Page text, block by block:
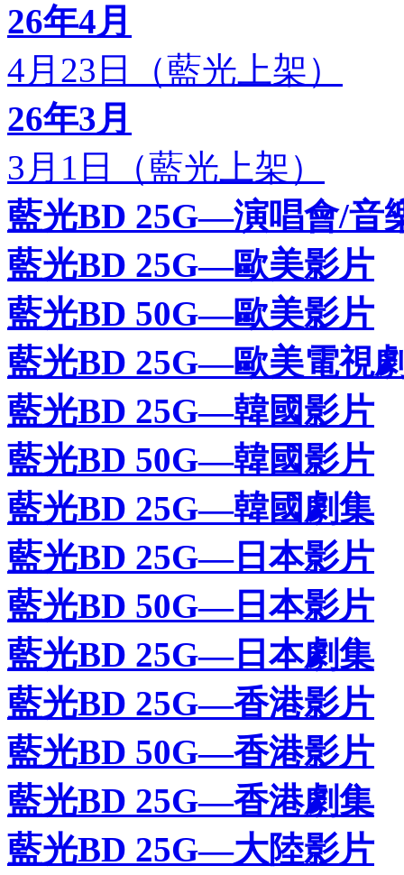
26年4月
4月23日（藍光上架）
26年3月
3月1日（藍光上架）
藍光BD 25G—演唱會/音
藍光BD 25G—歐美影片
藍光BD 50G—歐美影片
藍光BD 25G—歐美電視
藍光BD 25G—韓國影片
藍光BD 50G—韓國影片
藍光BD 25G—韓國劇集
藍光BD 25G—日本影片
藍光BD 50G—日本影片
藍光BD 25G—日本劇集
藍光BD 25G—香港影片
藍光BD 50G—香港影片
藍光BD 25G—香港劇集
藍光BD 25G—大陸影片